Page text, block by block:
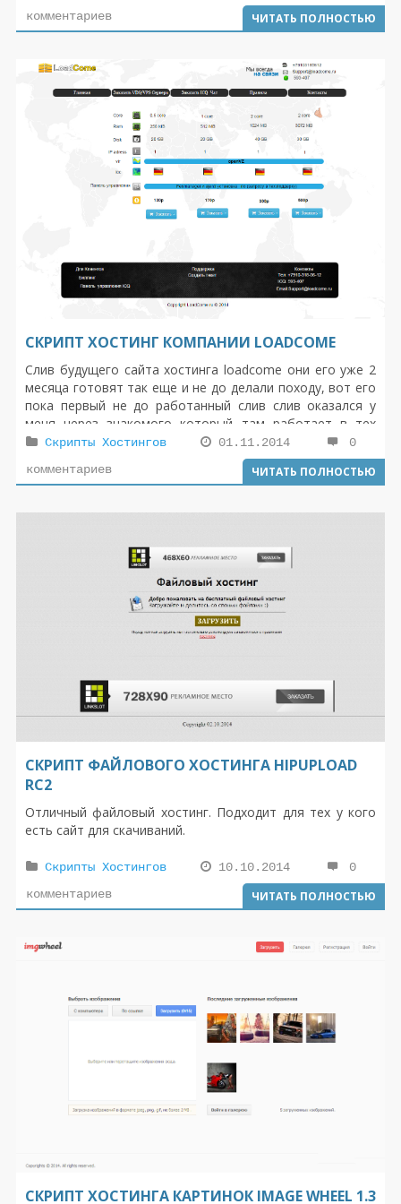
загрузку. Мы предоставим Вам все необходимые
инструменты, чтобы легко и быстро обмениваться
html-код ссылки с вашего сайта или размещать
непосредственно на Facebook или Twitter.
комментариев
ЧИТАТЬ ПОЛНОСТЬЮ
СКРИПТ ХОСТИНГ КОМПАНИИ LOADCOME
Слив будущего сайта хостинга loadcome они его уже 2
месяца готовят так еще и не до делали походу, вот его
пока первый не до работанный слив слив оказался у
меня через знакомого который там работает в тех
поддержке .
Скрипты Хостингов 01.11.2014
0
комментариев
ЧИТАТЬ ПОЛНОСТЬЮ
СКРИПТ ФАЙЛОВОГО ХОСТИНГА HIPUPLOAD
RC2
Отличный файловый хостинг. Подходит для тех у кого
есть сайт для скачиваний.
Скрипты Хостингов 10.10.2014
0
комментариев
ЧИТАТЬ ПОЛНОСТЬЮ
СКРИПТ ХОСТИНГА КАРТИНОК IMAGE WHEEL 1.3